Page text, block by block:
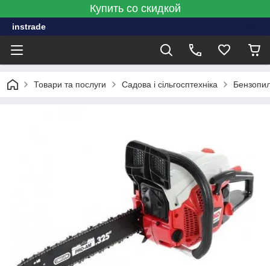
Купить со скидкой
instrade
Товари та послуги Садова і сільгосптехніка